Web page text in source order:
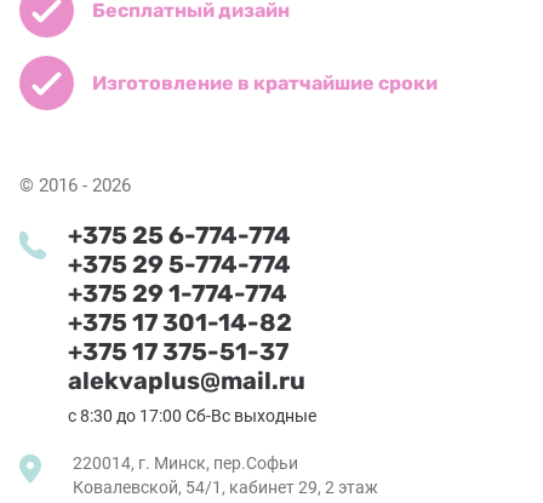
Бесплатный дизайн
Изготовление в кратчайшие сроки
© 2016 - 2026
+375 25 6-774-774
+375 29 5-774-774
+375 29 1-774-774
+375 17 301-14-82
+375 17 375-51-37
alekvaplus@mail.ru
с 8:30 до 17:00 Сб-Вс выходные
220014, г. Минск, пер.Софьи
Ковалевской, 54/1, кабинет 29, 2 этаж